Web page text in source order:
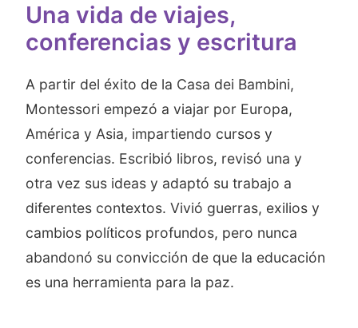
Una vida de viajes,
conferencias y escritura
A partir del éxito de la Casa dei Bambini,
Montessori empezó a viajar por Europa,
América y Asia, impartiendo cursos y
conferencias. Escribió libros, revisó una y
otra vez sus ideas y adaptó su trabajo a
diferentes contextos. Vivió guerras, exilios y
cambios políticos profundos, pero nunca
abandonó su convicción de que la educación
es una herramienta para la paz.